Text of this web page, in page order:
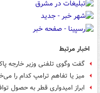
اخبار مرتبط
گفت وگوی تلفنی وزیر خارجه
میز یا تفاهم ترامپ کدام را
ابراز امیدواری قطر به حصول